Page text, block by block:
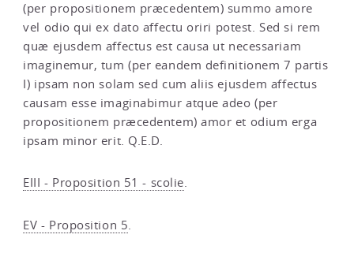
(per propositionem præcedentem) summo amore
vel odio qui ex dato affectu oriri potest. Sed si rem
quæ ejusdem affectus est causa ut necessariam
imaginemur, tum (per eandem definitionem 7 partis
I) ipsam non solam sed cum aliis ejusdem affectus
causam esse imaginabimur atque adeo (per
propositionem præcedentem) amor et odium erga
ipsam minor erit. Q.E.D.
EIII - Proposition 51 - scolie.
EV - Proposition 5